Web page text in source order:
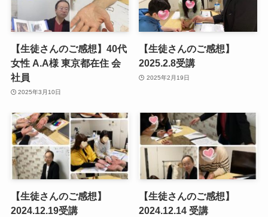
【生徒さんのご感想】40代
女性 A.A様 東京都在住 会
社員
2025年3月10日
【生徒さんのご感想】
2025.2.8受講
2025年2月19日
【生徒さんのご感想】
2024.12.19受講
【生徒さんのご感想】
2024.12.14 受講